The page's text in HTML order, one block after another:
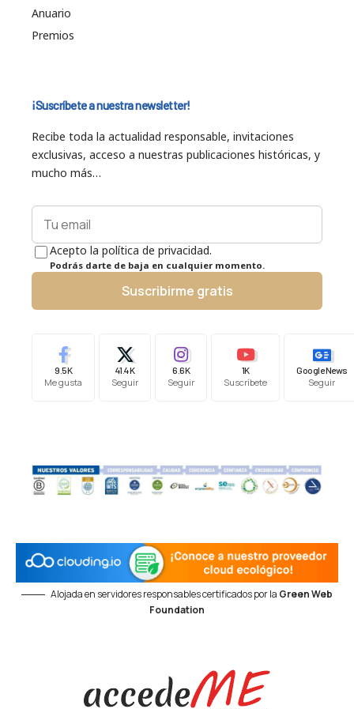
Anuario
Premios
¡Suscríbete a nuestra newsletter!
Recibe toda la actualidad responsable, invitaciones
exclusivas, acceso a nuestras publicaciones históricas, y
mucho más…
Acepto la política de privacidad.
Podrás darte de baja en cualquier momento.
Suscribirme gratis
9.5K
Me gusta
41.4K
Seguir
6.6K
Seguir
1K
Suscríbete
Google News
Seguir
Alojada en servidores responsables certificados por la Green Web
Foundation